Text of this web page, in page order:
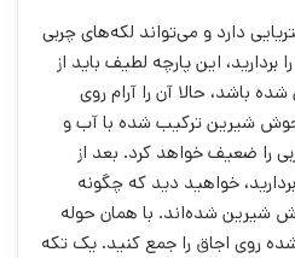
دارد و می‌تواند لکه‌های چربی
این پارچه لطیف باید از
باشد، حالا آن را آرام روی
شیرین ترکیب شده با آب و
را ضعیف خواهد کرد. بعد از
خواهید دید که چگونه
شیرین شده‌اند. با همان حوله
روی اجاق را جمع کنید. یک تکه